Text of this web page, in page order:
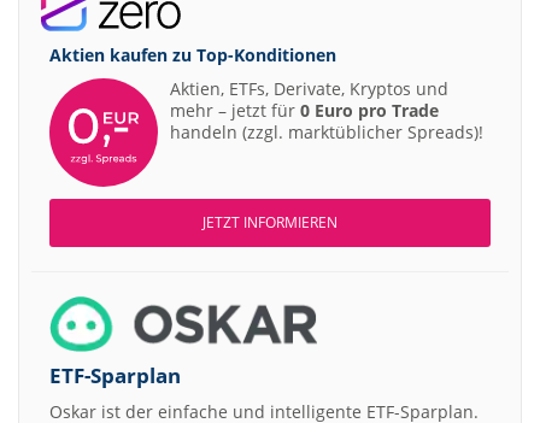
Aktien kaufen zu Top-Konditionen
Aktien, ETFs, Derivate, Kryptos und
mehr – jetzt für 0 Euro pro Trade
handeln (zzgl. marktüblicher Spreads)!
JETZT INFORMIEREN
ETF-Sparplan
Oskar ist der einfache und intelligente ETF-Sparplan.